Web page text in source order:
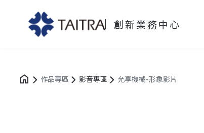
創新業務中心
作品專區 影音專區 允享機械-形象影片